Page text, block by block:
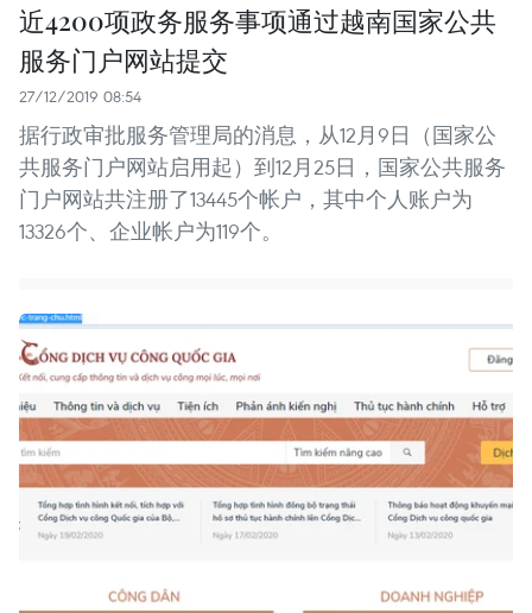
近4200项政务服务事项通过越南国家公共
服务门户网站提交
27/12/2019 08:54
据行政审批服务管理局的消息，从12月9日（国家公
共服务门户网站启用起）到12月25日，国家公共服务
门户网站共注册了13445个帐户，其中个人账户为
13326个、企业帐户为119个。